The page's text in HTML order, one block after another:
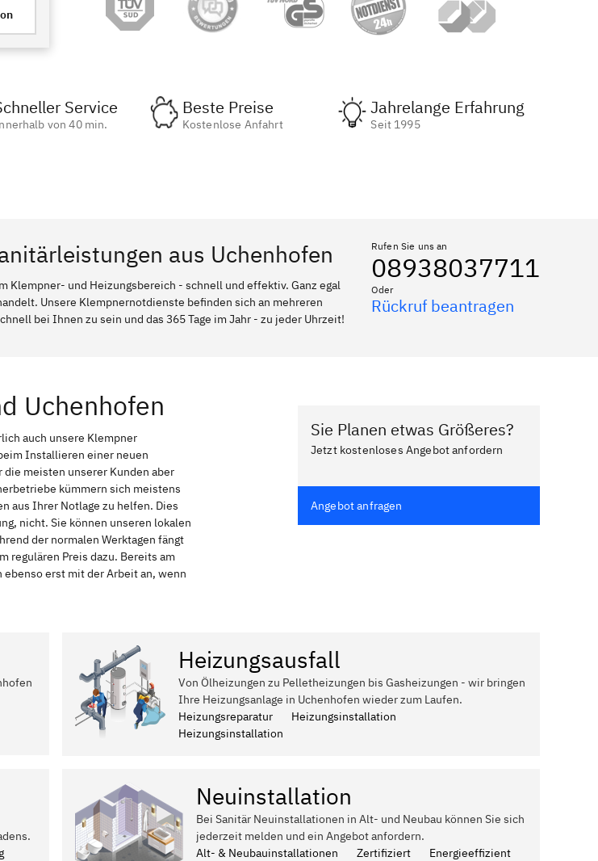
Service
von 40 min.
Beste Preise
Kostenlose Anfahrt
Jahrelange Erfahrung
Seit 1995
aus Uchenhofen
Klempner- und Heizungsbereich - schnell und effektiv. Ganz egal
Unsere Klempnernotdienste befinden sich an mehreren
bei Ihnen zu sein und das 365 Tage im Jahr - zu jeder Uhrzeit!
Rufen Sie uns an
08938037711
Oder
Rückruf beantragen
Uchenhofen
auch unsere Klempner
Installieren einer neuen
meisten unserer Kunden aber
kümmern sich meistens
aus Ihrer Notlage zu helfen. Dies
nicht. Sie können unseren lokalen
der normalen Werktagen fängt
regulären Preis dazu. Bereits am
erst mit der Arbeit an, wenn
Sie Planen etwas Größeres?
Jetzt kostenloses Angebot anfordern
Angebot anfragen
Heizungsausfall
Von Ölheizungen zu Pelletheizungen bis Gasheizungen - wir bringen
Ihre Heizungsanlage in Uchenhofen wieder zum Laufen.
Heizungsreparatur
Heizungsinstallation
Heizungsinstallation
Neuinstallation
Bei Sanitär Neuinstallationen in Alt- und Neubau können Sie sich
jederzeit melden und ein Angebot anfordern.
Alt- & Neubauinstallationen
Zertifiziert Energieeffizient